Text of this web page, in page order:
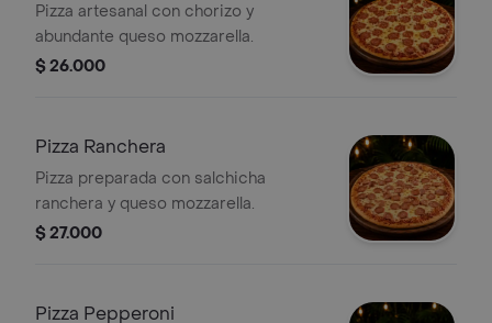
Pizza artesanal con chorizo y
abundante queso mozzarella.
$ 26.000
Pizza Ranchera
Pizza preparada con salchicha
ranchera y queso mozzarella.
$ 27.000
Pizza Pepperoni